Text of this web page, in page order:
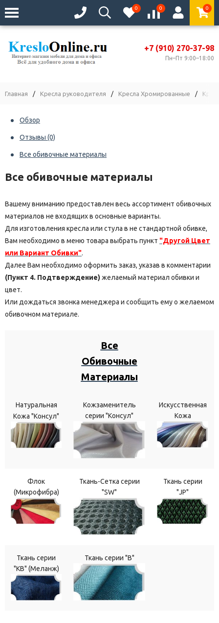
0 0 0
+7 (910) 270-37-98
Пн–Пт 9:00–18:00
Главная / Кресла руководителя / Кресла Хромированные /
Обзор
Отзывы (0)
Все обивочные материалы
Все обивочные материалы
Вашему вниманию предоставлен весь ассортимент обивочных
материалов не входящих в основные варианты.
Для изготовления кресла или стула в не стандартной обивке,
Вам необходимо в меню товара выбрать пункт "Другой Цвет
или Вариант Обивки".
Далее Вам необходимо оформить заказ, указав в комментарии
(Пункт 4. Подтверждение) желаемый материал обивки и
цвет.
Или дождаться звонка менеджера и сообщить ему о желаемом
обивочном материале.
Все
Обивочные
Материалы
Натуральная
Кожа "Консул"
Кожзаменитель
серии "Консул"
Искусственная
Кожа
Флок
(Микрофибра)
Ткань-Сетка серии
"SW"
Ткань серии
"JP"
Ткань серии
"КВ" (Меланж)
Ткань серии "В"